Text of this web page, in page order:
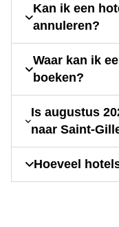
Kan ik een
annuleren?
Waar kan ik
boeken?
Is augustus
naar Saint-
Hoeveel